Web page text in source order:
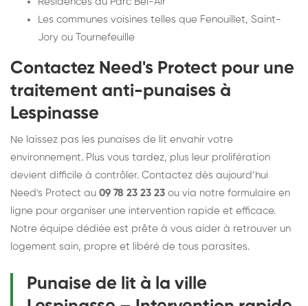
Les communes voisines telles que Fenouillet, Saint-
Jory ou Tournefeuille
Contactez Need's Protect pour une
traitement anti-punaises à
Lespinasse
Ne laissez pas les punaises de lit envahir votre
environnement. Plus vous tardez, plus leur prolifération
devient difficile à contrôler. Contactez dès aujourd’hui
Need's Protect au 09 78 23 23 23 ou via notre formulaire en
ligne pour organiser une intervention rapide et efficace.
Notre équipe dédiée est prête à vous aider à retrouver un
logement sain, propre et libéré de tous parasites.
Punaise de lit à la ville